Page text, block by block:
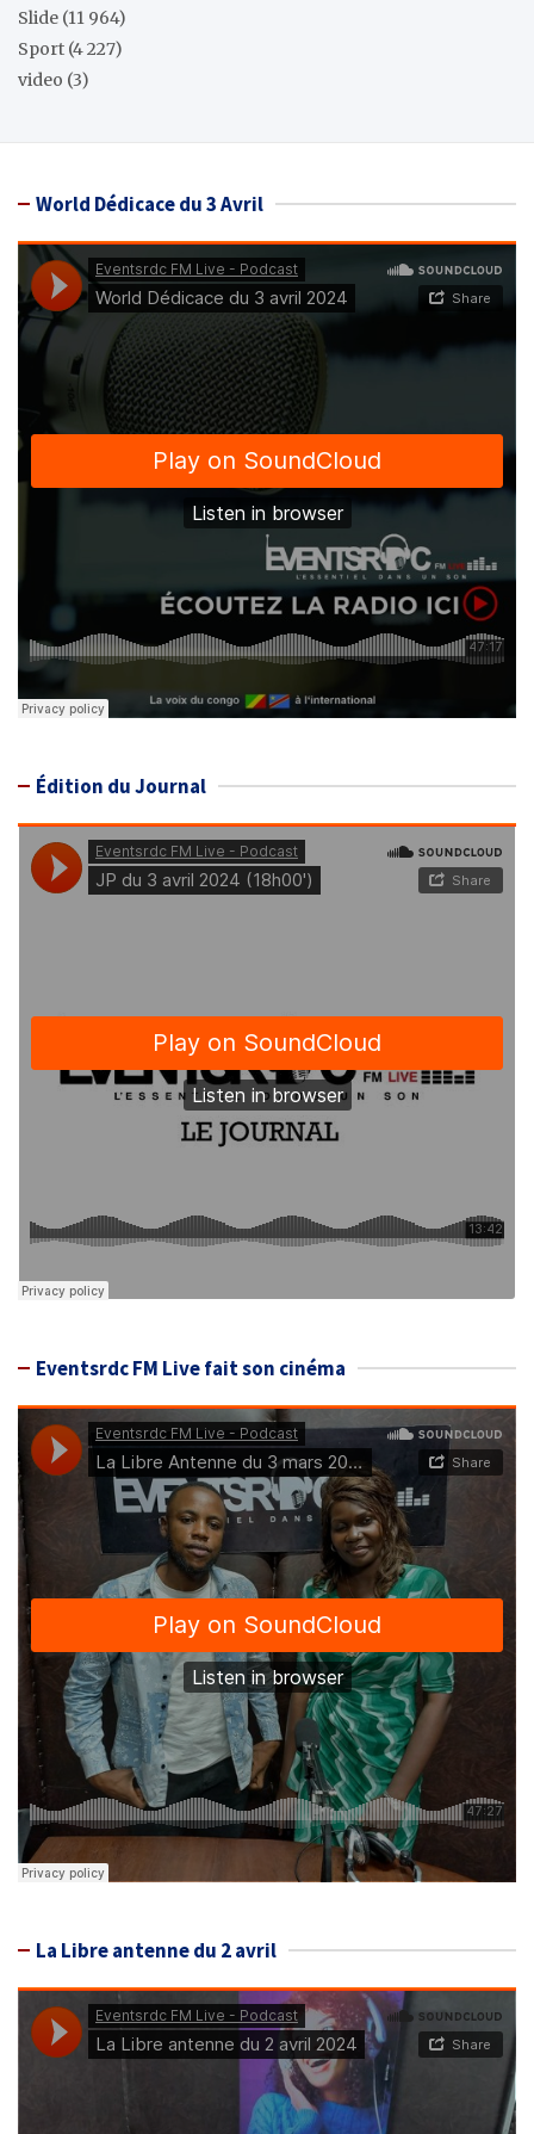
Slide (11 964)
Sport (4 227)
video (3)
World Dédicace du 3 Avril
Édition du Journal
Eventsrdc FM Live fait son cinéma
La Libre antenne du 2 avril